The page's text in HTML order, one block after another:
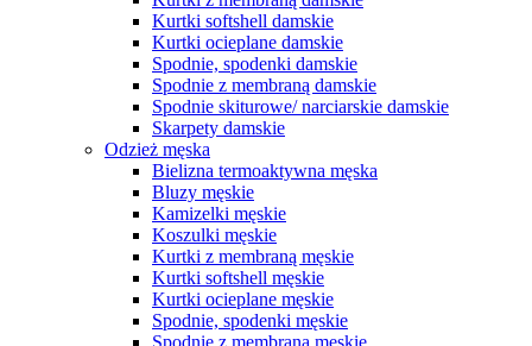
Kurtki softshell damskie
Kurtki ocieplane damskie
Spodnie, spodenki damskie
Spodnie z membraną damskie
Spodnie skiturowe/ narciarskie damskie
Skarpety damskie
Odzież męska
Bielizna termoaktywna męska
Bluzy męskie
Kamizelki męskie
Koszulki męskie
Kurtki z membraną męskie
Kurtki softshell męskie
Kurtki ocieplane męskie
Spodnie, spodenki męskie
Spodnie z membraną męskie